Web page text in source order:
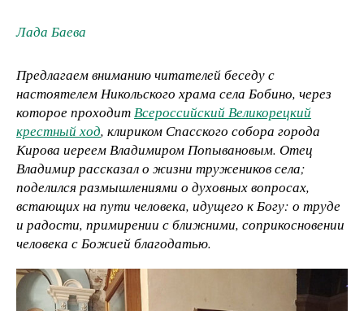
Лада Баева
Предлагаем вниманию читателей беседу с
настоятелем Никольского храма села Бобино, через
которое проходитВсероссийский Великорецкий
крестный ход, клириком Спасского собора города
Кирова иереем Владимиром Попывановым. Отец
Владимир рассказал о жизни тружеников села;
поделился размышлениями о духовных вопросах,
встающих на пути человека, идущего к Богу: о труде
и радости, примирении с ближними, соприкосновении
человека с Божией благодатью.